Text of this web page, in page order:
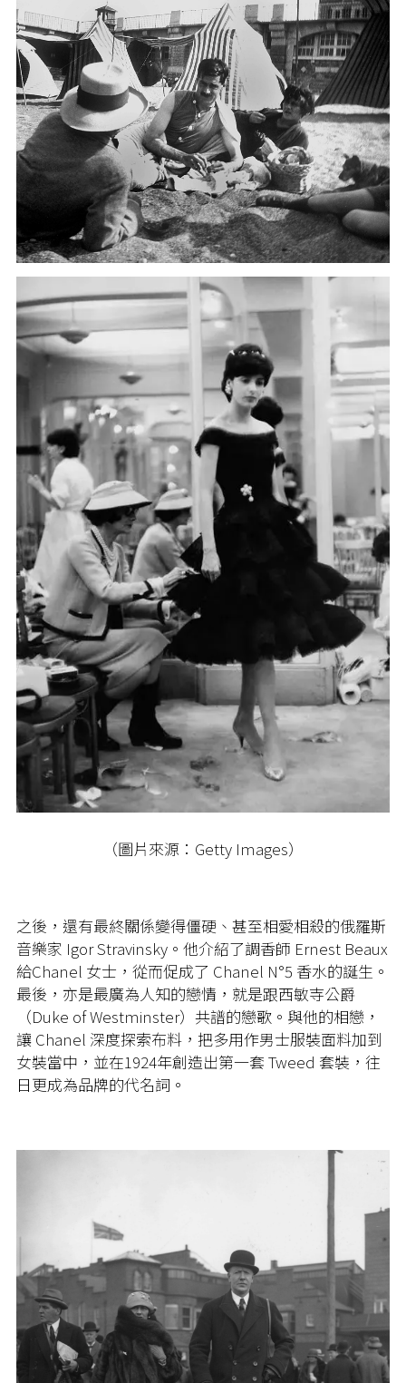
（圖片來源：Getty Images）
之後，還有最終關係變得僵硬、甚至相愛相殺的俄羅斯
音樂家 Igor Stravinsky。他介紹了調香師 Ernest Beaux
給Chanel 女士，從而促成了 Chanel N°5 香水的誕生。
最後，亦是最廣為人知的戀情，就是跟西敏寺公爵
（Duke of Westminster）共譜的戀歌。與他的相戀，
讓 Chanel 深度探索布料，把多用作男士服裝面料加到
女裝當中，並在1924年創造出第一套 Tweed 套裝，往
日更成為品牌的代名詞。